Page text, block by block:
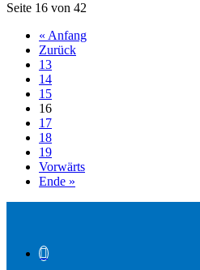
Seite 16 von 42
« Anfang
Zurück
13
14
15
16
17
18
19
Vorwärts
Ende »